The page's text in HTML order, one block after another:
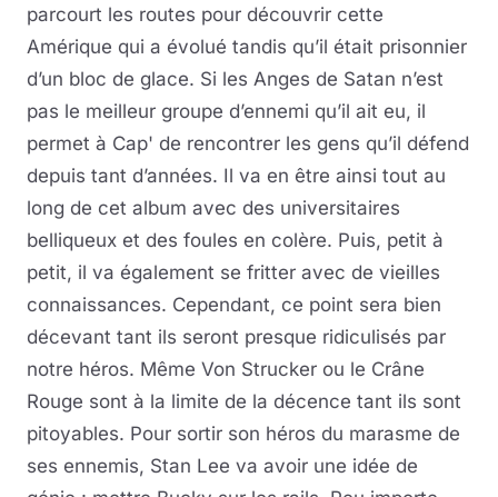
parcourt les routes pour découvrir cette
Amérique qui a évolué tandis qu’il était prisonnier
d’un bloc de glace. Si les Anges de Satan n’est
pas le meilleur groupe d’ennemi qu’il ait eu, il
permet à Cap' de rencontrer les gens qu’il défend
depuis tant d’années. Il va en être ainsi tout au
long de cet album avec des universitaires
belliqueux et des foules en colère. Puis, petit à
petit, il va également se fritter avec de vieilles
connaissances. Cependant, ce point sera bien
décevant tant ils seront presque ridiculisés par
notre héros. Même Von Strucker ou le Crâne
Rouge sont à la limite de la décence tant ils sont
pitoyables. Pour sortir son héros du marasme de
ses ennemis, Stan Lee va avoir une idée de